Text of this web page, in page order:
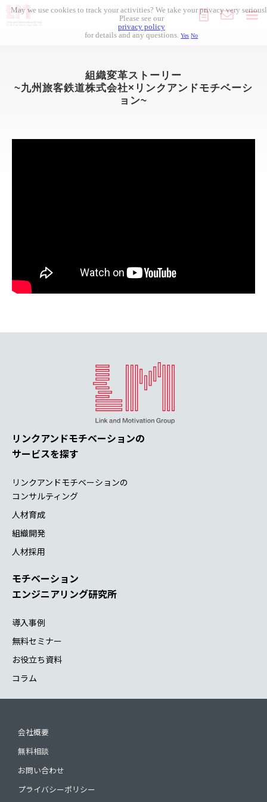
人材採用
組織変革ストーリー
~九州旅客鉄道株式会社×リンクアンドモチベーシ
ョン~
リンクアンドモチベーションの
サービスを探す
リンクアンドモチベーションの
コンサルティング
人材育成
組織開発
人材採用
モチベーション
エンジニアリング研究所
導入事例
無料セミナー
お役立ち資料
コラム
会社概要
無料相談
お問い合わせ
プライバシーポリシー
May we use cookies to track your activities? We take your privacy very
Please see our
privacy policy
for details and any questions.Yes No